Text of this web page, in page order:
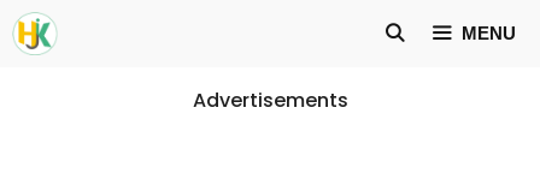
Skip
to
MENU
Advertisements